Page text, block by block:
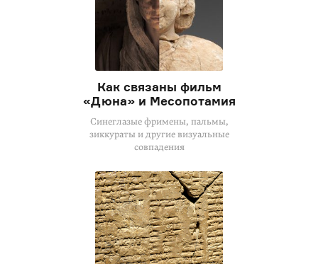
Как связаны фильм
«Дюна» и Месопотамия
Синеглазые фримены, пальмы,
зиккураты и другие визуальные
совпадения